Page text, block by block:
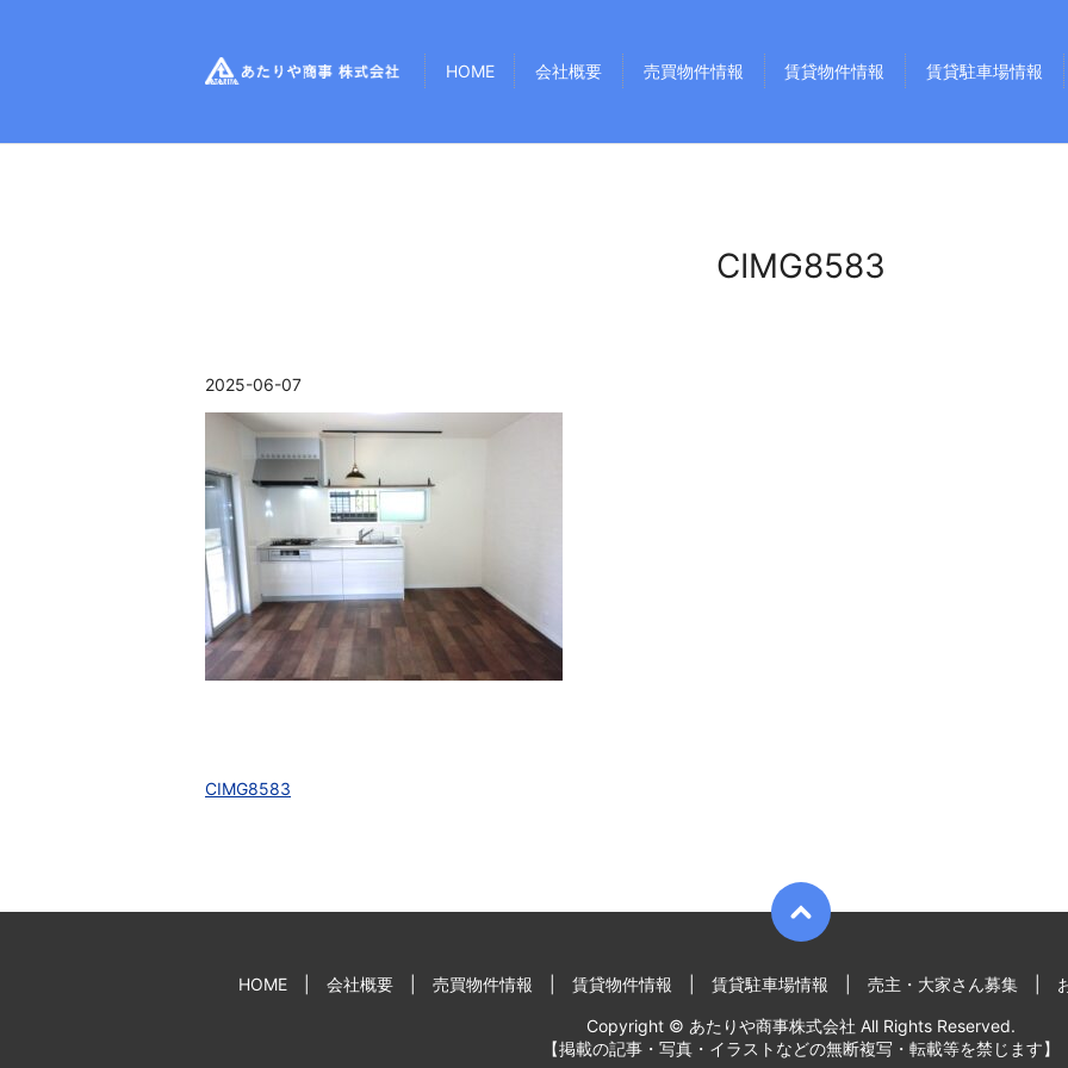
HOME 会社概要 売買物件情報 賃貸物件情報 賃貸駐車場情報
CIMG8583
2025-06-07
CIMG8583
HOME 会社概要 売買物件情報 賃貸物件情報 賃貸駐車場情報 売主・大家さん募集
Copyright © あたりや商事株式会社 All Rights Reserved.
【掲載の記事・写真・イラストなどの無断複写・転載等を禁じます】